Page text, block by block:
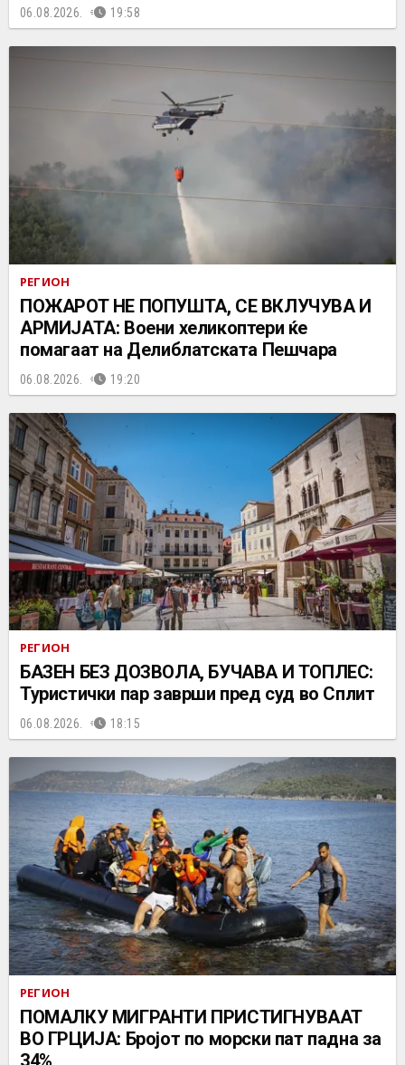
06.08.2026. 19:58
РЕГИОН
ПОЖАРОТ НЕ ПОПУШТА, СЕ ВКЛУЧУВА И
АРМИЈАТА: Воени хеликоптери ќе
помагаат на Делиблатската Пешчара
06.08.2026. 19:20
РЕГИОН
БАЗЕН БЕЗ ДОЗВОЛА, БУЧАВА И ТОПЛЕС:
Туристички пар заврши пред суд во Сплит
06.08.2026. 18:15
РЕГИОН
ПОМАЛКУ МИГРАНТИ ПРИСТИГНУВААТ
ВО ГРЦИЈА: Бројот по морски пат падна за
34%